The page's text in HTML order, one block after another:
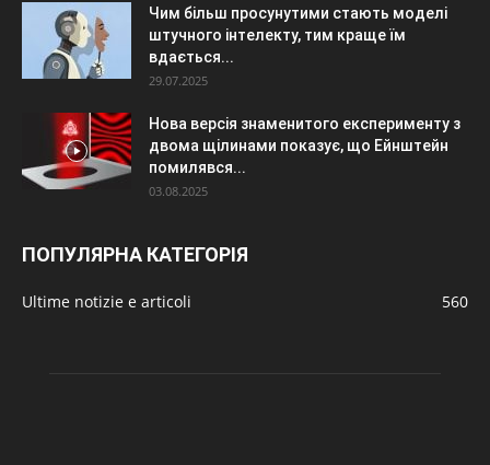
Чим більш просунутими стають моделі
штучного інтелекту, тим краще їм
вдається...
29.07.2025
Нова версія знаменитого експерименту з
двома щілинами показує, що Ейнштейн
помилявся...
03.08.2025
ПОПУЛЯРНА КАТЕГОРІЯ
Ultime notizie e articoli 560